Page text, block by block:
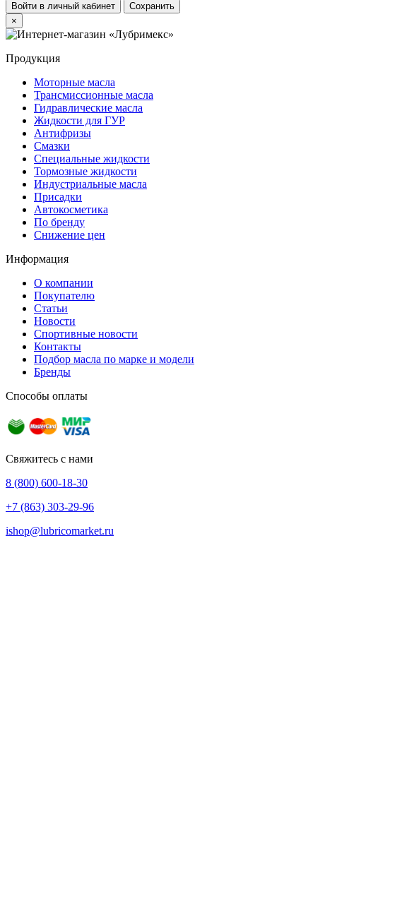
Войти в личный кабинет
Сохранить
×
Продукция
Моторные масла
Трансмиссионные масла
Гидравлические масла
Жидкости для ГУР
Антифризы
Смазки
Специальные жидкости
Тормозные жидкости
Индустриальные масла
Присадки
Автокосметика
По бренду
Снижение цен
Информация
О компании
Покупателю
Статьи
Новости
Спортивные новости
Контакты
Подбор масла по марке и модели
Бренды
Способы оплаты
Свяжитесь с нами
8 (800) 600-18-30
+7 (863) 303-29-96
ishop@lubricomarket.ru